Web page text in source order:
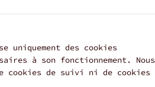
uniquement des cookies
à son fonctionnement. Nous
cookies de suivi ni de cookies